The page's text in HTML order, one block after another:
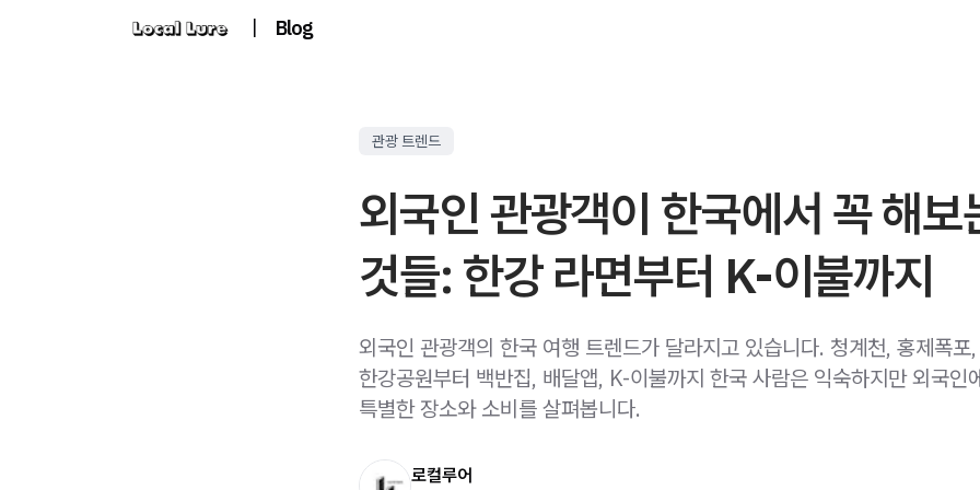
| Blog
관광 트렌드
외국인 관광객이 한국에서 꼭 해보
것들: 한강 라면부터 K-이불까지
외국인 관광객의 한국 여행 트렌드가 달라지고 있습니다. 청계천, 홍제폭포,
한강공원부터 백반집, 배달앱, K-이불까지 한국 사람은 익숙하지만 외국인
특별한 장소와 소비를 살펴봅니다.
로컬루어